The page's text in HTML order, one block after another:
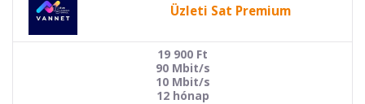
Üzleti Sat Premium
19 900 Ft
90 Mbit/s
10 Mbit/s
12 hónap